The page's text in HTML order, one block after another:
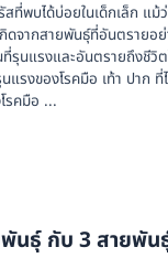
สที่พบได้บ่อยในเด็กเล็ก แม้
กิดจากสายพันธุ์ที่อันตราย
รุนแรงและอันตรายถึงชี
แรงของโรคมือ เท้า ปาก
รคมือ ...
นธุ์ กับ 3 สายพัน